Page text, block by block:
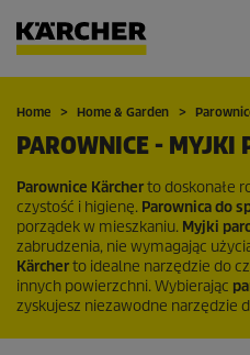
Koszyk
Lista życzeń
Home Home & Garden
PAROWNICE - MYJKI
Parownice Kärcherto doskonałe
czystość i higienę. Parownica do
porządek w mieszkaniu. Myjki
zabrudzenia, nie wymagając
Kärcherto idealne narzędzie do
innych powierzchni. Wybierając
zyskujesz niezawodne narzędzie